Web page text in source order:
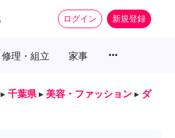
ログイン 新規登録
修理・組立 家事 more_horiz
▸ 千葉県 ▸ 美容・ファッション ▸ ダ